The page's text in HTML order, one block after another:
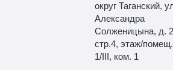
округ Таганский,
Александра
Солженицына, д.
стр.4, этаж/помещ.
1/III, ком. 1